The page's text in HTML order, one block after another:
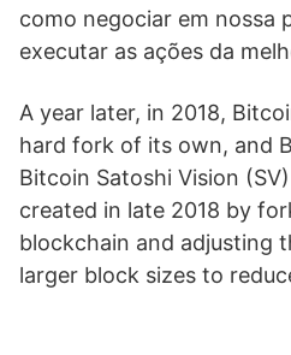
como negociar em nossa
executar as ações da
A year later, in 2018,
hard fork of its own, and
Bitcoin Satoshi Vision
created in late 2018 by
blockchain and adjusting
larger block sizes to